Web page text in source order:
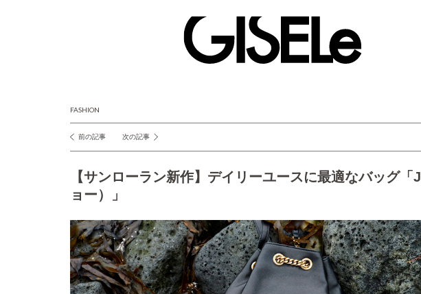
FASHION
投
ナ
ビ
ゲ
ー
シ
ョ
前の記事 次の記事
【サンローラン新作】デイリーユースに最適なバッグ「
ョー）」